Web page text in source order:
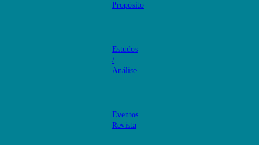
Propósito
Estudos
/
Análise
Eventos
Revista